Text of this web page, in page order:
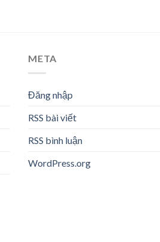
META
Đăng nhập
RSS bài viết
RSS bình luận
WordPress.org